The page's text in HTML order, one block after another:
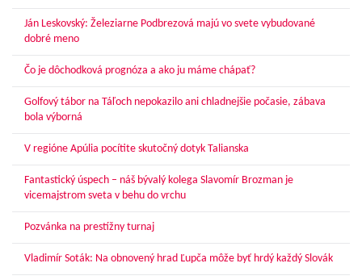
Ján Leskovský: Železiarne Podbrezová majú vo svete vybudované
dobré meno
Čo je dôchodková prognóza a ako ju máme chápať?
Golfový tábor na Táľoch nepokazilo ani chladnejšie počasie, zábava
bola výborná
V regióne Apúlia pocítite skutočný dotyk Talianska
Fantastický úspech – náš bývalý kolega Slavomír Brozman je
vicemajstrom sveta v behu do vrchu
Pozvánka na prestížny turnaj
Vladimír Soták: Na obnovený hrad Ľupča môže byť hrdý každý Slovák